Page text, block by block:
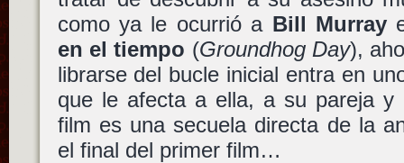
como ya le ocurrió a Bill Murray
en el tiempo (Groundhog Day),
librarse del bucle inicial entra en
que le afecta a ella, a su pareja y
film es una secuela directa de la
el final del primer film…